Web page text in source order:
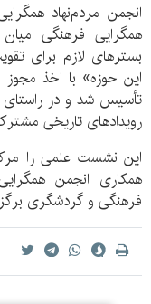
انجمن مردم‌نهاد
همگرایی فرهنگی
بسترهای لازم برای
تأسیس شد و در راستای
رویدادهای تاریخی
این نشست علمی را
همکاری انجمن
فرهنگی و گردشگری